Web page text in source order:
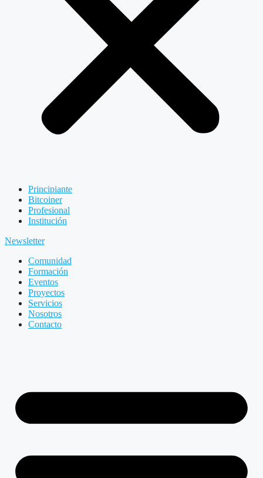
Principiante
Bitcoiner
Profesional
Institución
Newsletter
Comunidad
Formación
Eventos
Proyectos
Servicios
Nosotros
Contacto